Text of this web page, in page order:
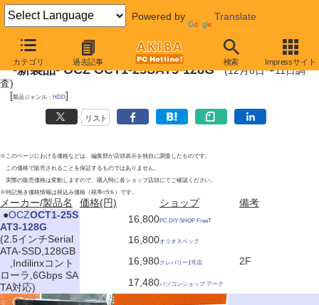
Powered by Translate
カテゴリ 過去記事 検索 Impressサイト
2011年12月11日
-新製品- OCZ OCT1-25SAT3-128G(12月6日〜11日調
査)
[製品ジャンル： HDD]
リスト
※このページにおける価格などは、編集部が店頭表示を独自に調査したものです。
この価格で販売されることを保証するものではありません。
実際の販売価格は変動しますので、購入時に各ショップ店頭にてご確認ください。
※特記無き価格情報は税込み価格（税率=5％）です。
メーカー/製品名 価格(円) ショップ
備考
●OCZOCT1-25S
AT3-128G
(2.5インチSerial
ATA-SSD,128GB
,Indilinxコント
ローラ,6Gbps SA
TA対応)
16,800PC DIY SHOP FreeT
16,800オリオスペック
16,980クレバリー1号店
2F
17,480パソコンショップ アーク